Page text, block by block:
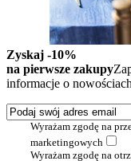
Zyskaj -10%
na pierwsze zakupy
informacje o
Wyrażam zgodę na
marketingowych
Wyrażam zgodę na